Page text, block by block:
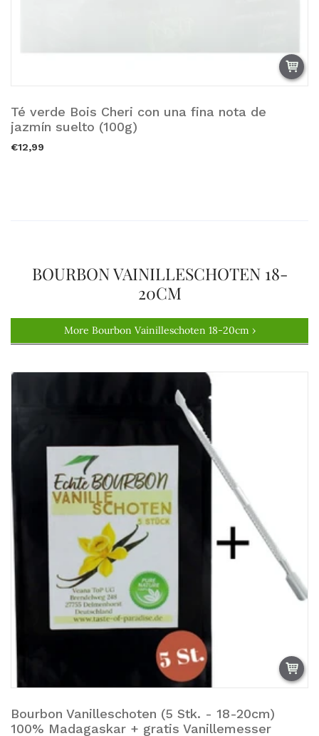
Té verde Bois Cheri con una fina nota de
jazmín suelto (100g)
Añadir a la cesta.
€12,99
BOURBON VAINILLESCHOTEN 18-
20CM
More Bourbon Vainilleschoten 18-20cm ›
Bourbon Vanilleschoten (5 Stk. - 18-20cm)
100% Madagaskar + gratis Vanillemesser
Añadir a la cesta.